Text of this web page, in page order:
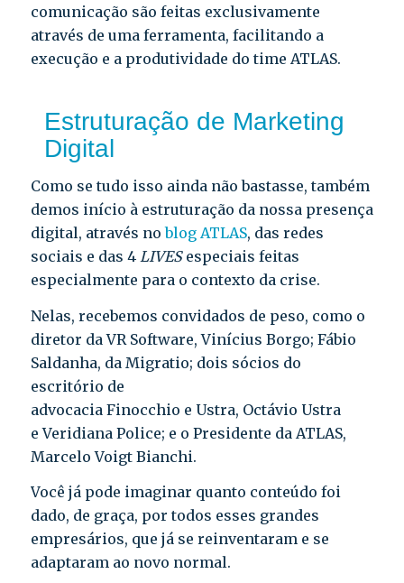
comunicação são feitas exclusivamente
através de uma ferramenta, facilitando a
execução e a produtividade do time ATLAS.
Estruturação de Marketing
Digital
Como se tudo isso ainda não bastasse, também
demos início à estruturação da nossa presença
digital, através noblog ATLAS, das redes
sociais e das 4 LIVESespeciais feitas
especialmente para o contexto da crise.
Nelas, recebemos convidados de peso, como o
diretor da VR Software, Vinícius Borgo; Fábio
Saldanha, da Migratio; dois sócios do
escritório de
advocacia Finocchio e Ustra, Octávio Ustra
e Veridiana Police; e o Presidente da ATLAS,
Marcelo Voigt Bianchi.
Você já pode imaginar quanto conteúdo foi
dado, de graça, por todos esses grandes
empresários, que já se reinventaram e se
adaptaram ao novo normal.